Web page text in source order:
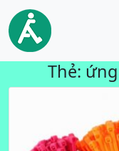
Thẻ: